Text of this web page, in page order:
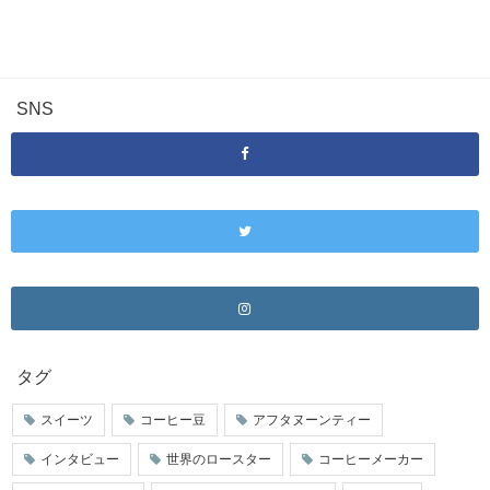
SNS
タグ
スイーツ コーヒー豆 アフタヌーンティー
インタビュー 世界のロースター コーヒーメーカー